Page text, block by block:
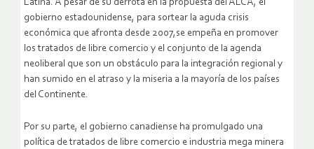
Latina. A pesar de su derrota en la propuesta del ALCA, el
gobierno estadounidense, para sortear la aguda crisis
económica que afronta desde 2007,se empeña en promover
los tratados de libre comercio y el conjunto de la agenda
neoliberal que son un obstáculo para la integración regional y
han sumido en el atraso y la miseria a la mayoría de los países
del Continente.
Por su parte, el gobierno canadiense ha promulgado una
política de tratados de libre comercio e industria mega minera